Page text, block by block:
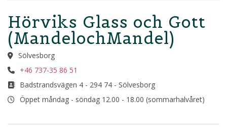
Hörviks Glass och Gott
(MandelochMandel)
Sölvesborg
+46 737-35 86 51
Badstrandsvägen 4 - 294 74 - Sölvesborg
Öppet måndag - söndag 12.00 - 18.00 (sommarhalvåret)